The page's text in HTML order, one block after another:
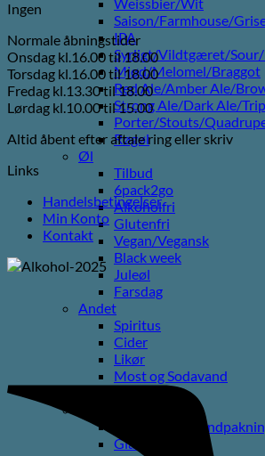
Saison/Farmhouse/
IPA
Syrligt/Vildtgæret/Sour/
Mjød/Melomel/Braggot
Red Ale/Amber Ale/
Strong Ale/Dark Ale/
Porter/Stouts/
Røgøl
Øl
Tilbud
6pack2go
Alkoholfri
Glutenfri
Vegan/Vegansk
Black week
Juleøl
Farsdag
Andet
Spiritus
Cider
Likør
Most og Sodavand
Gaveæsker og
Glas
Ingen
Normale åbningstider
Onsdag kl.16.00 til 18.00
Torsdag kl.16.00 til 18.00
Fredag kl.13.30 til 18.00
Lørdag kl.10.00 til 15.00
Altid åbent efter aftale ring eller skriv
Links
Handelsbetingelser
Min Konto
Kontakt